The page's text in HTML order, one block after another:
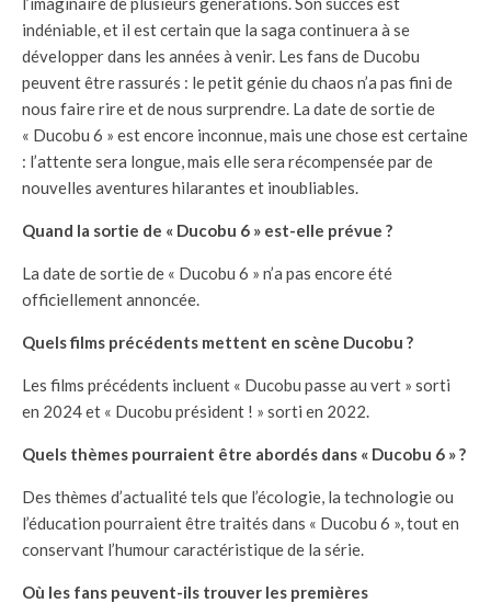
indéniable, et il est certain que la saga continuera à se
développer dans les années à venir. Les fans de Ducobu
peuvent être rassurés : le petit génie du chaos n’a pas fini de
nous faire rire et de nous surprendre. La date de sortie de
« Ducobu 6 » est encore inconnue, mais une chose est certaine
: l’attente sera longue, mais elle sera récompensée par de
nouvelles aventures hilarantes et inoubliables.
Quand la sortie de « Ducobu 6 » est-elle prévue ?
La date de sortie de « Ducobu 6 » n’a pas encore été
officiellement annoncée.
Quels films précédents mettent en scène Ducobu ?
Les films précédents incluent « Ducobu passe au vert » sorti
en 2024 et « Ducobu président ! » sorti en 2022.
Quels thèmes pourraient être abordés dans « Ducobu 6 » ?
Des thèmes d’actualité tels que l’écologie, la technologie ou
l’éducation pourraient être traités dans « Ducobu 6 », tout en
conservant l’humour caractéristique de la série.
Où les fans peuvent-ils trouver les premières